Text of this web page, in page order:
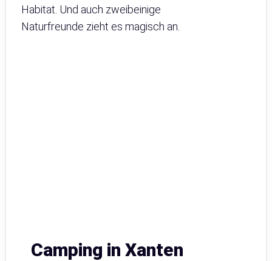
Habitat. Und auch zweibeinige
Naturfreunde zieht es magisch an.
Camping in Xanten